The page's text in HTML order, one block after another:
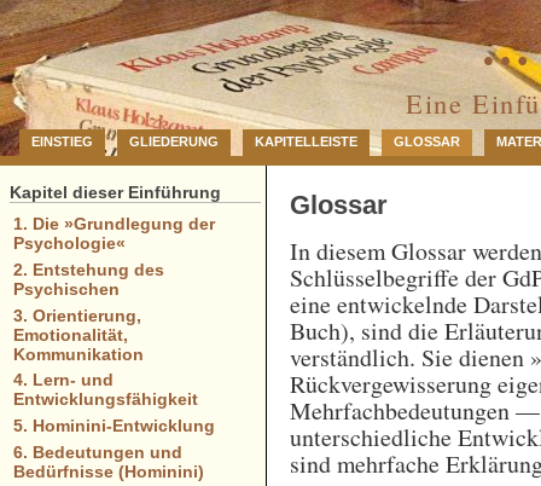
…
Eine
EINSTIEG GLIEDERUNG KAPITELLEISTE GLOSSAR
Glossar
In diesem Glossar
Schlüsselbegriffe der
eine entwickelnde
Buch), sind die
verständlich. Sie dienen
Rückvergewisserung
Mehrfachbedeutungen
unterschiedliche
sind mehrfache
Kapitel dieser Einführung
1. Die »Grundlegung der
Psychologie«
2. Entstehung des
Psychischen
3. Orientierung,
Emotionalität,
Kommunikation
4. Lern- und
Entwicklungsfähigkeit
5. Hominini-Entwicklung
6. Bedeutungen und
Bedürfnisse (Hominini)